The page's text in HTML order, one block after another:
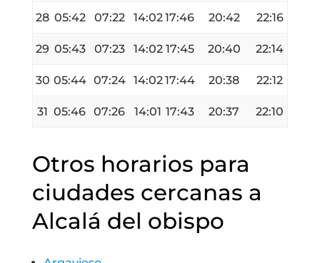
28 05:42 07:22 14:0217:46 20:42 22:16
29 05:43 07:23 14:02 17:45 20:40 22:14
30 05:44 07:24 14:0217:44 20:38 22:12
31 05:46 07:26 14:01 17:43 20:37 22:10
Otros horarios para
ciudades cercanas a
Alcalá del obispo